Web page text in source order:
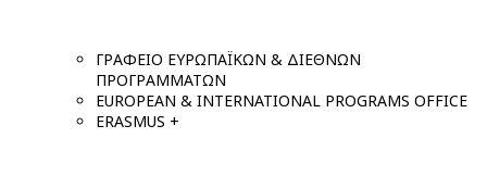
ΓΡΑΦΕΙΟ ΕΥΡΩΠΑΪΚΩΝ & ΔΙΕΘΝΩΝ
ΠΡΟΓΡΑΜΜΑΤΩΝ
EUROPEAN & INTERNATIONAL PROGRAMS OFFICE
ERASMUS +